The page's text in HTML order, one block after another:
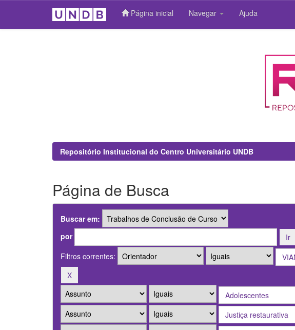
Página inicial Navegar Ajuda
Repositório Institucional do Centro Universitário UNDB
Página de Busca
Buscar em:
por
Filtros correntes: